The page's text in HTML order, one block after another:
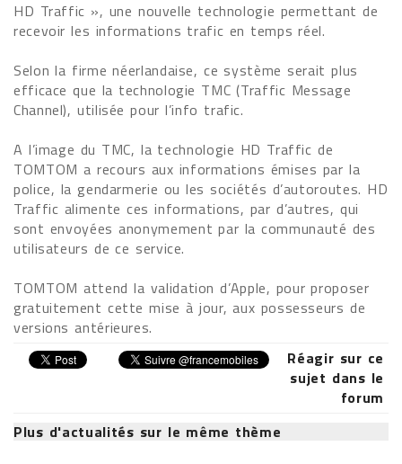
HD Traffic », une nouvelle technologie permettant de
recevoir les informations trafic en temps réel.
Selon la firme néerlandaise, ce système serait plus
efficace que la technologie TMC (Traffic Message
Channel), utilisée pour l’info trafic.
A l’image du TMC, la technologie HD Traffic de
TOMTOM a recours aux informations émises par la
police, la gendarmerie ou les sociétés d’autoroutes. HD
Traffic alimente ces informations, par d’autres, qui
sont envoyées anonymement par la communauté des
utilisateurs de ce service.
TOMTOM attend la validation d’Apple, pour proposer
gratuitement cette mise à jour, aux possesseurs de
versions antérieures.
Réagir sur ce
sujet dans le
forum
Plus d'actualités sur le même thème